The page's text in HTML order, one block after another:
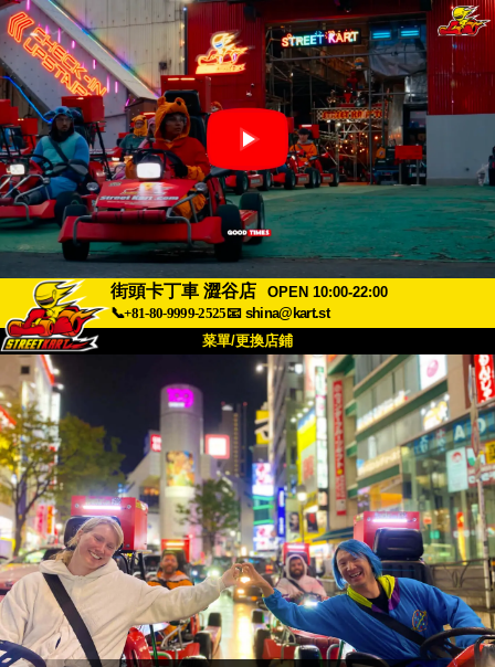
街頭卡丁車 澀谷店
OPEN 10:00-22:00
📞+81-80-9999-2525📧 shina@kart.st
菜單/更換店鋪
首頁
關於我們 規格 價格
交通資訊 顧客評價 常見問題
公司 預訂
更換店鋪
東京 品川 #1 東京 秋葉原 #1
東京 秋葉原 #2 東京 澀谷
東京 澀谷分店 東京灣